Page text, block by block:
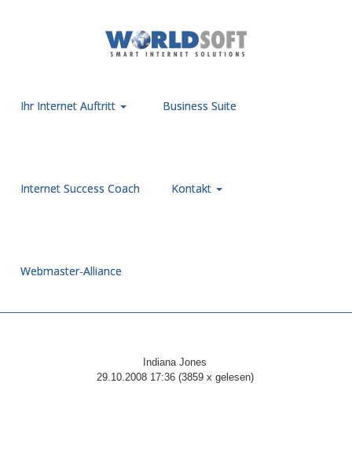
Ihr Internet Auftritt Business Suite
Internet Success Coach Kontakt
Webmaster-Alliance
Indiana Jones
29.10.2008 17:36(3859 x gelesen)